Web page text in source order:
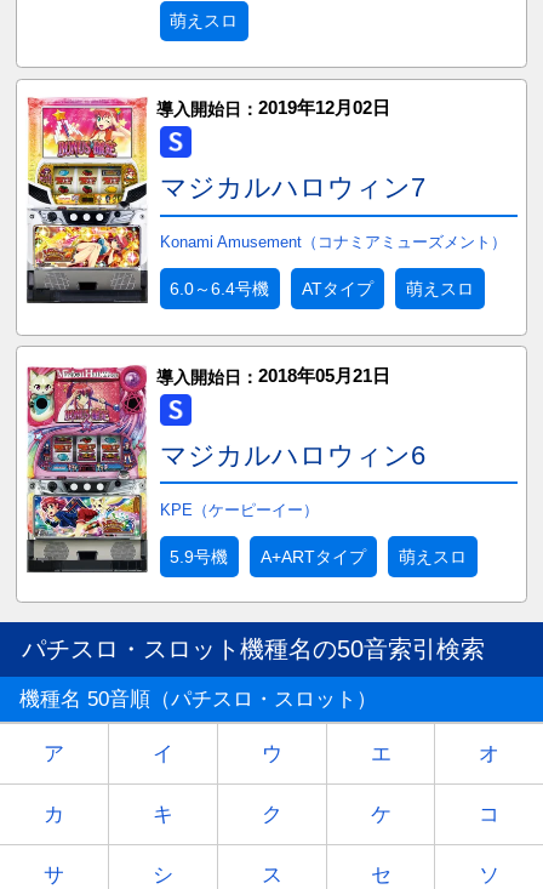
萌えスロ
導入開始日： 2019年12月02日
マジカルハロウィン7
Konami Amusement（コナミアミューズメント）
6.0～6.4号機 ATタイプ 萌えスロ
導入開始日： 2018年05月21日
マジカルハロウィン6
KPE（ケーピーイー）
5.9号機 A+ARTタイプ 萌えスロ
パチスロ・スロット機種名の50音索引検索
機種名 50音順（パチスロ・スロット）
ア イ ウ エ オ
カ キ ク ケ コ
サ シ ス セ ソ